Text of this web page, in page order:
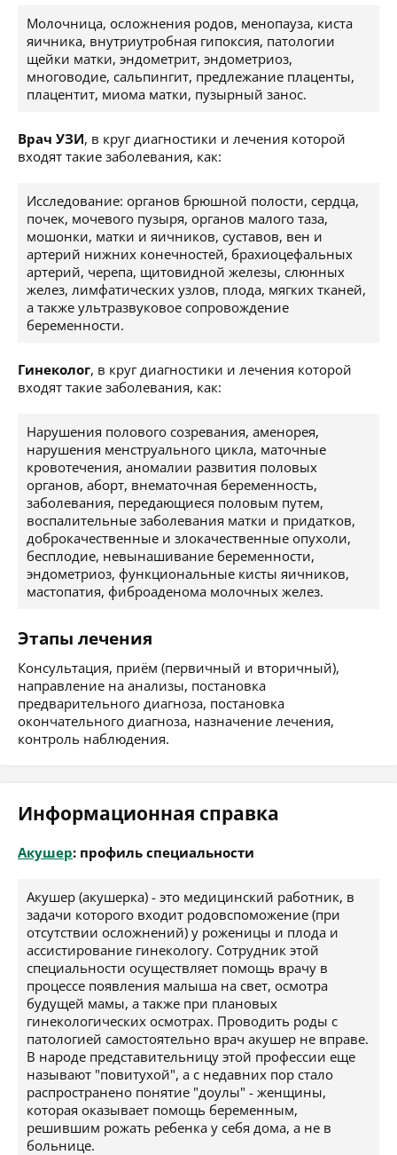
Молочница, осложнения родов, менопауза, киста
яичника, внутриутробная гипоксия, патологии
щейки матки, эндометрит, эндометриоз,
многоводие, сальпингит, предлежание плаценты,
плацентит, миома матки, пузырный занос.
Врач УЗИ, в круг диагностики и лечения которой
входят такие заболевания, как:
Исследование: органов брюшной полости, сердца,
почек, мочевого пузыря, органов малого таза,
мошонки, матки и яичников, суставов, вен и
артерий нижних конечностей, брахиоцефальных
артерий, черепа, щитовидной железы, слюнных
желез, лимфатических узлов, плода, мягких тканей,
а также ультразвуковое сопровождение
беременности.
Гинеколог, в круг диагностики и лечения которой
входят такие заболевания, как:
Нарушения полового созревания, аменорея,
нарушения менструального цикла, маточные
кровотечения, аномалии развития половых
органов, аборт, внематочная беременность,
заболевания, передающиеся половым путем,
воспалительные заболевания матки и придатков,
доброкачественные и злокачественные опухоли,
бесплодие, невынашивание беременности,
эндометриоз, функциональные кисты яичников,
мастопатия, фиброаденома молочных желез.
Этапы лечения
Консультация, приём (первичный и вторичный),
направление на анализы, постановка
предварительного диагноза, постановка
окончательного диагноза, назначение лечения,
контроль наблюдения.
Информационная справка
Акушер: профиль специальности
Акушер (акушерка) - это медицинский работник, в
задачи которого входит родовспоможение (при
отсутствии осложнений) у роженицы и плода и
ассистирование гинекологу. Сотрудник этой
специальности осуществляет помощь врачу в
процессе появления малыша на свет, осмотра
будущей мамы, а также при плановых
гинекологических осмотрах. Проводить роды с
патологией самостоятельно врач акушер не вправе.
В народе представительницу этой профессии еще
называют "повитухой", а с недавних пор стало
распространено понятие "доулы" - женщины,
которая оказывает помощь беременным,
решившим рожать ребенка у себя дома, а не в
больнице.